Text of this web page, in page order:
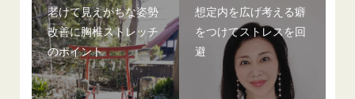
老けて見えがちな姿勢
改善に胸椎ストレッチ
のポイント
想定内を広げ考える癖
をつけてストレスを回
避